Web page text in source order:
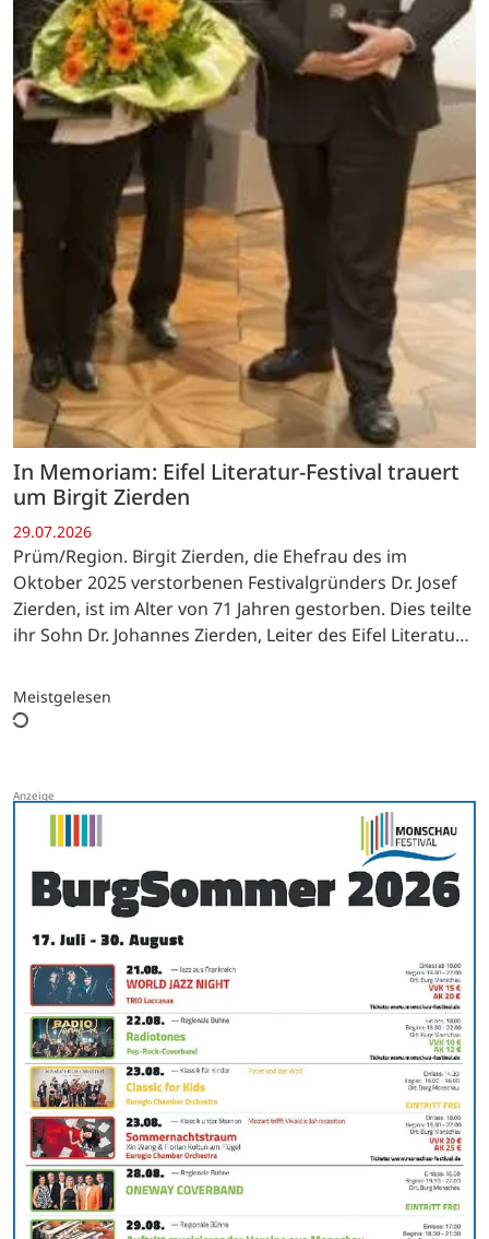
In Memoriam: Eifel Literatur-Festival trauert
um Birgit Zierden
29.07.2026
Prüm/Region. Birgit Zierden, die Ehefrau des im
Oktober 2025 verstorbenen Festivalgründers Dr. Josef
Zierden, ist im Alter von 71 Jahren gestorben. Dies teilte
ihr Sohn Dr. Johannes Zierden, Leiter des Eifel Literatur-
Meistgelesen